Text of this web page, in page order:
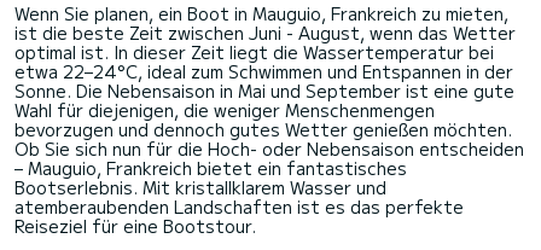
Wenn Sie planen, ein Boot in Mauguio, Frankreich zu mieten,
ist die beste Zeit zwischen Juni - August, wenn das Wetter
optimal ist. In dieser Zeit liegt die Wassertemperatur bei
etwa 22–24°C, ideal zum Schwimmen und Entspannen in der
Sonne. Die Nebensaison in Mai und September ist eine gute
Wahl für diejenigen, die weniger Menschenmengen
bevorzugen und dennoch gutes Wetter genießen möchten.
Ob Sie sich nun für die Hoch- oder Nebensaison entscheiden
– Mauguio, Frankreich bietet ein fantastisches
Bootserlebnis. Mit kristallklarem Wasser und
atemberaubenden Landschaften ist es das perfekte
Reiseziel für eine Bootstour.